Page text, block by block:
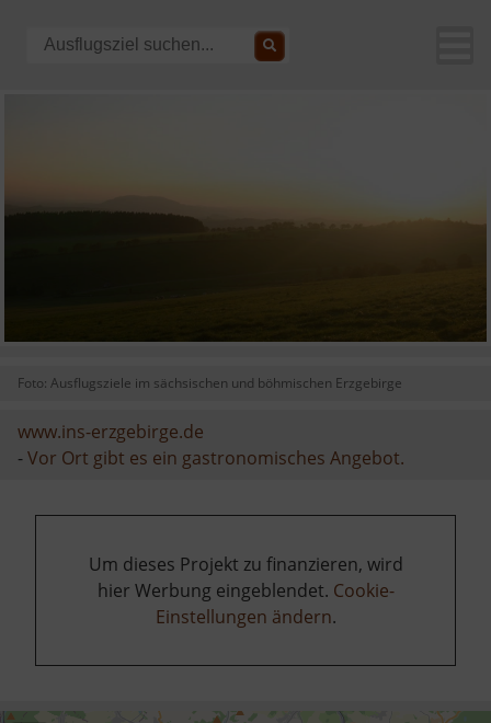
Foto: Ausflugsziele im sächsischen und böhmischen Erzgebirge
www.ins-erzgebirge.de
-Vor Ort gibt es ein gastronomisches Angebot.
Um dieses Projekt zu finanzieren, wird
hier Werbung eingeblendet. Cookie-
Einstellungen ändern.